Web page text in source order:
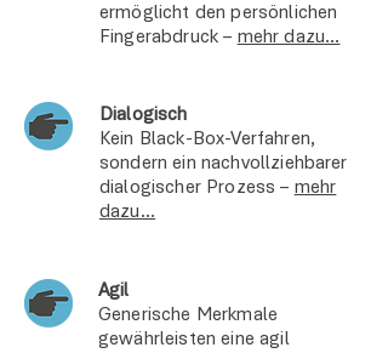
ermöglicht den persönlichen
Fingerabdruck – mehr dazu...
Dialogisch
Kein Black-Box-Verfahren,
sondern ein nachvollziehbarer
dialogischer Prozess – mehr
dazu...
Agil
Generische Merkmale
gewährleisten eine agil